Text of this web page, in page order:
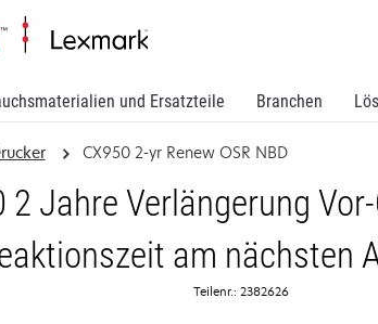
und Ersatzteile Branchen
CX950 2-yr Renew OSR NBD
2 Jahre Verlängerung
am nächsten
Teilenr.: 2382626